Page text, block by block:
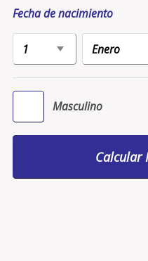
Fecha de nacimiento
Masculino